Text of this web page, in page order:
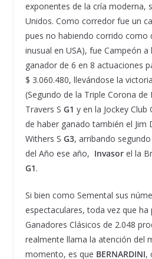
exponentes de la cría moderna,
Unidos. Como corredor fue un
pues no habiendo corrido como
inusual en USA), fue Campeón
ganador de 6 en 8 actuaciones
$ 3.060.480, llevándose la
(Segundo de la Triple Corona de
Travers S G1 y en la Jockey Club
de haber ganado también el Jim
Withers S G3, arribando
del Año ese año, Invasorel la
G1.
Si bien como Semental sus
espectaculares, toda vez que ha
Ganadores Clásicos de 2.048
realmente llama la atención del
momento, es que BERNARDINI,